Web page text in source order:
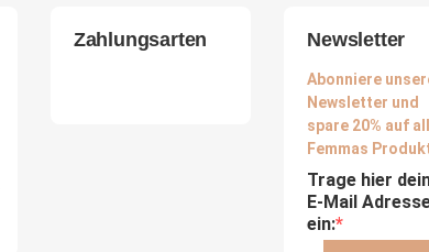
Zahlungsarten Newsletter
Abonniere
Newsletter und
spare 20% auf
Femmas
Trage hier
E-Mail
ein: